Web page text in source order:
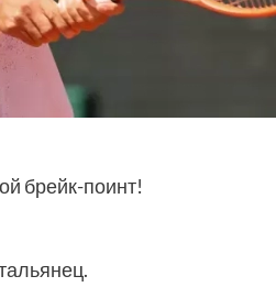
брейк-поинт!